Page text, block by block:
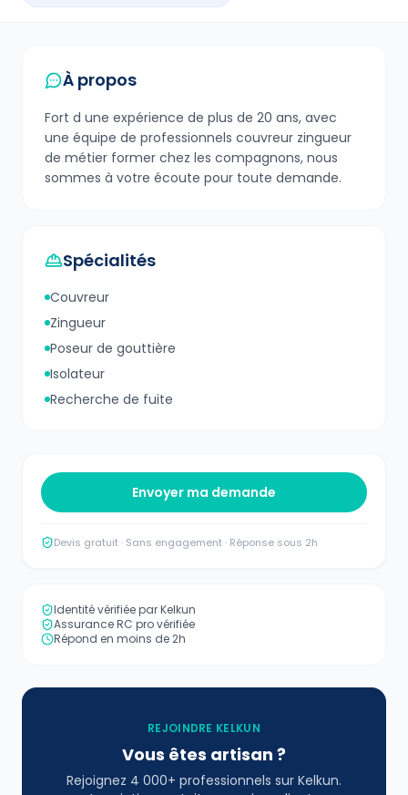
À propos
Fort d une expérience de plus de 20 ans, avec
une équipe de professionnels couvreur zingueur
de métier former chez les compagnons, nous
sommes à votre écoute pour toute demande.
Spécialités
Couvreur
Zingueur
Poseur de gouttière
Isolateur
Recherche de fuite
Envoyer ma demande
Devis gratuit · Sans engagement · Réponse sous 2h
Identité vérifiée par Kelkun
Assurance RC pro vérifiée
Répond en moins de 2h
REJOINDRE KELKUN
Vous êtes artisan ?
Rejoignez 4 000+ professionnels sur Kelkun.